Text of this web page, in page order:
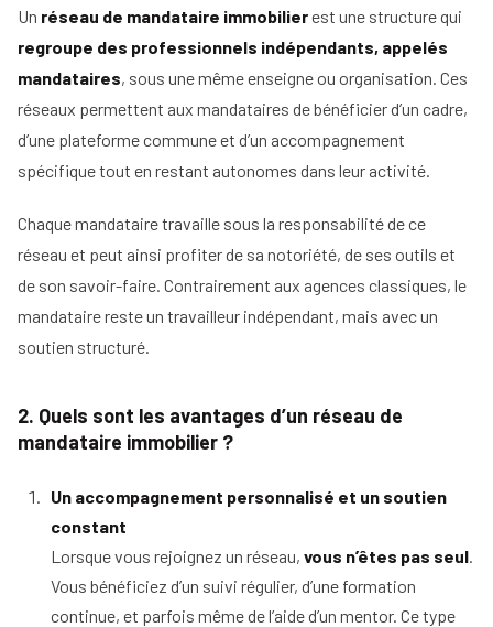
Un réseau de mandataire immobilierest une structure qui
regroupe des professionnels indépendants, appelés
mandataires, sous une même enseigne ou organisation. Ces
réseaux permettent aux mandataires de bénéficier d’un cadre,
d’une plateforme commune et d’un accompagnement
spécifique tout en restant autonomes dans leur activité.
Chaque mandataire travaille sous la responsabilité de ce
réseau et peut ainsi profiter de sa notoriété, de ses outils et
de son savoir-faire. Contrairement aux agences classiques, le
mandataire reste un travailleur indépendant, mais avec un
soutien structuré.
2. Quels sont les avantages d’un réseau de
mandataire immobilier ?
Un accompagnement personnalisé et un soutien
constant
Lorsque vous rejoignez un réseau, vous n’êtes pas seul.
Vous bénéficiez d’un suivi régulier, d’une formation
continue, et parfois même de l’aide d’un mentor. Ce type